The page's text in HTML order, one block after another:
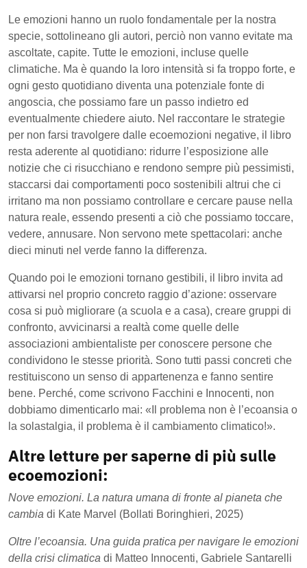
Le emozioni hanno un ruolo fondamentale per la nostra
specie, sottolineano gli autori, perciò non vanno evitate ma
ascoltate, capite. Tutte le emozioni, incluse quelle
climatiche. Ma è quando la loro intensità si fa troppo forte, e
ogni gesto quotidiano diventa una potenziale fonte di
angoscia, che possiamo fare un passo indietro ed
eventualmente chiedere aiuto. Nel raccontare le strategie
per non farsi travolgere dalle ecoemozioni negative, il libro
resta aderente al quotidiano: ridurre l’esposizione alle
notizie che ci risucchiano e rendono sempre più pessimisti,
staccarsi dai comportamenti poco sostenibili altrui che ci
irritano ma non possiamo controllare e cercare pause nella
natura reale, essendo presenti a ciò che possiamo toccare,
vedere, annusare. Non servono mete spettacolari: anche
dieci minuti nel verde fanno la differenza.
Quando poi le emozioni tornano gestibili, il libro invita ad
attivarsi nel proprio concreto raggio d’azione: osservare
cosa si può migliorare (a scuola e a casa), creare gruppi di
confronto, avvicinarsi a realtà come quelle delle
associazioni ambientaliste per conoscere persone che
condividono le stesse priorità. Sono tutti passi concreti che
restituiscono un senso di appartenenza e fanno sentire
bene. Perché, come scrivono Facchini e Innocenti, non
dobbiamo dimenticarlo mai: «Il problema non è l’ecoansia o
la solastalgia, il problema è il cambiamento climatico!».
Altre letture per saperne di più sulle
ecoemozioni:
Nove emozioni. La natura umana di fronte al pianeta che
cambia di Kate Marvel (Bollati Boringhieri, 2025)
Oltre l’ecoansia. Una guida pratica per navigare le emozioni
della crisi climatica di Matteo Innocenti, Gabriele Santarelli